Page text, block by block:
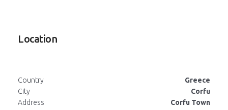
Location
Country
Greece
City
Corfu
Address
Corfu Town